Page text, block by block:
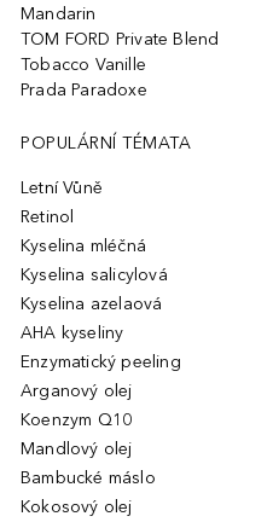
Mandarin
TOM FORD Private Blend
Tobacco Vanille
Prada Paradoxe
POPULÁRNÍ TÉMATA
Letní Vůně
Retinol
Kyselina mléčná
Kyselina salicylová
Kyselina azelaová
AHA kyseliny
Enzymatický peeling
Arganový olej
Koenzym Q10
Mandlový olej
Bambucké máslo
Kokosový olej